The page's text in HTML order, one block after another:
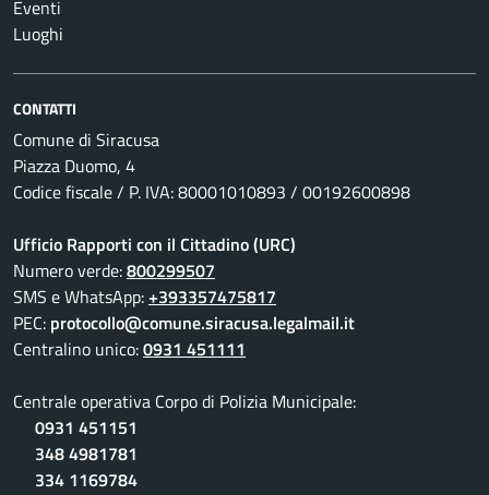
Eventi
Luoghi
CONTATTI
Comune di Siracusa
Piazza Duomo, 4
Codice fiscale / P. IVA: 80001010893 / 00192600898
Ufficio Rapporti con il Cittadino (URC)
Numero verde:800299507
SMS e WhatsApp:+393357475817
PEC: protocollo@comune.siracusa.legalmail.it
Centralino unico:0931 451111
Centrale operativa Corpo di Polizia Municipale:
0931 451151
348 4981781
334 1169784